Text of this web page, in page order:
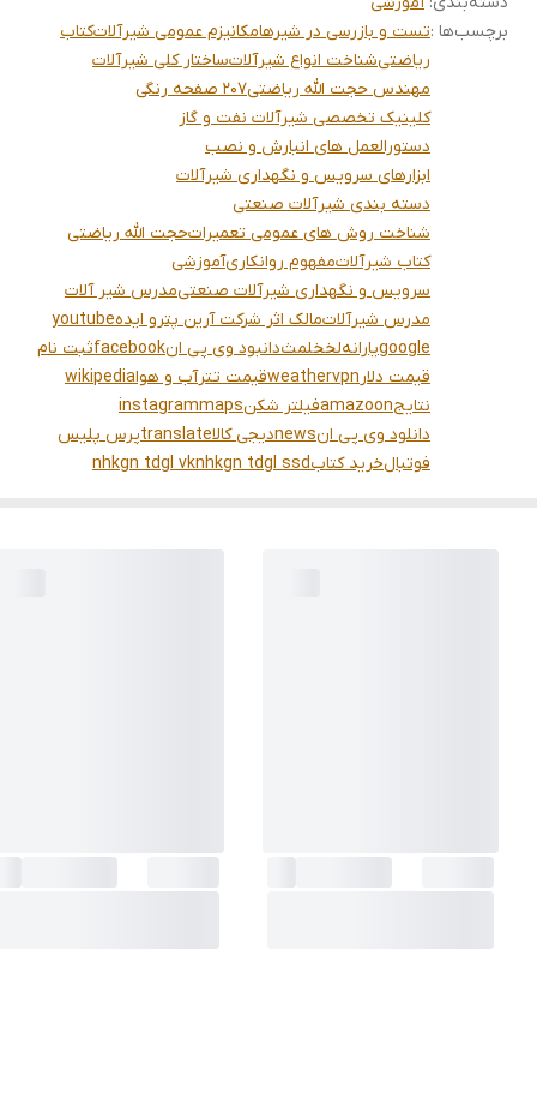
برچسب‌ها :تست و بازرسی در شیرهامکانیزم عمومی شیرآلاتکتاب
ریاضتیشناخت انواع شیرآلاتساختار کلی شیرآلات
مهندس حجت الله ریاضتی207 صفحه رنگی
کلینیک تخصصی شیرآلات نفت و گاز
دستورالعمل های انبارش و نصب
ابزارهای سرویس و نگهداری شیرآلات
دسته بندی شیرآلات صنعتی
شناخت روش های عمومی تعمیراتحجت الله ریاضتی
کتاب شیرآلاتمفهوم روانکاریآموزشی
سرویس و نگهداری شیرآلات صنعتیمدرس شیر آلات
مدرس شیرآلاتمالک اثر شرکت آرین پترو ایدهyoutube
googleیارانهلخخلمثدانبود وی پی انfacebookثبت نام
قیمت دلارvpn
weatherقیمت تترآب و هواwikipedia
نتایجamazoonفیلتر شکنmaps
instagram
دانلود وی پی انnewsدیجی کالاtranslateپرس پلیس
فوتبالخرید کتابnhkgn tdgl ssd
nhkgn tdgl vk